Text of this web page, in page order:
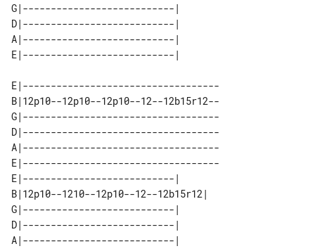
G|---------------------------|
D|---------------------------|
A|---------------------------|
E|-----------------------------------
B|12p10--12p10--12p10--12--12b15r12--
G|-----------------------------------
D|-----------------------------------
A|-----------------------------------
E|-----------------------------------
E|---------------------------|
B|12p10--1210--12p10--12--12b15r12|
G|---------------------------|
D|---------------------------|
A|---------------------------|